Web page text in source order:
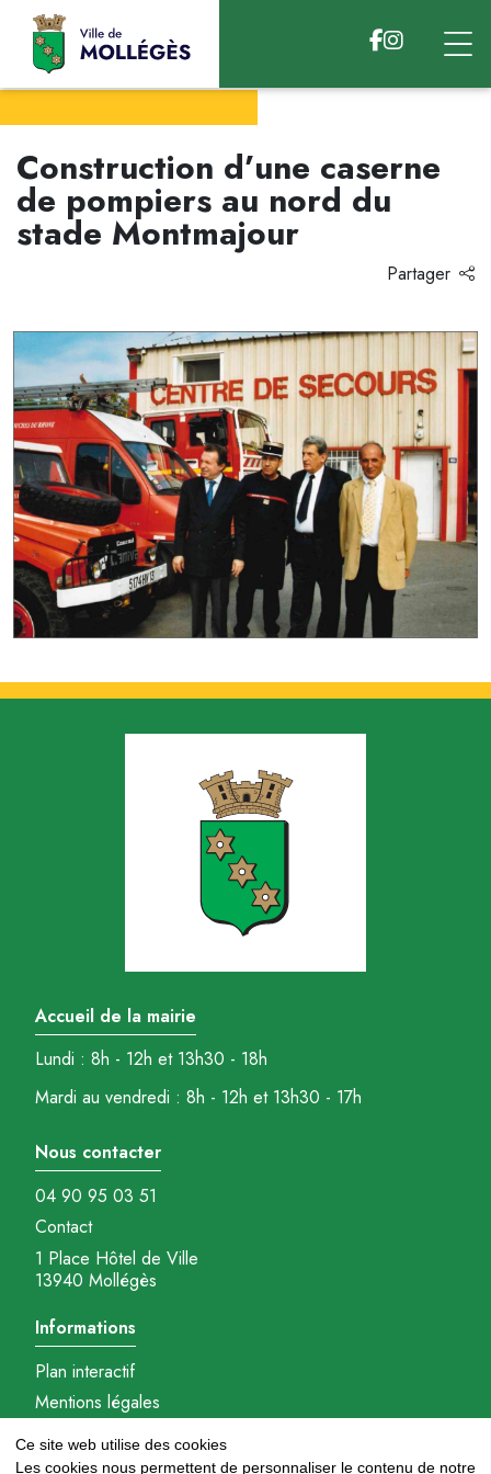
Ce site web utilise des cookies
Les cookies nous permettent de personnaliser le contenu de notre
Accéder au contenu
Construction d’une caserne
de pompiers au nord du
stade Montmajour
Partager
Accueil de la mairie
Lundi : 8h - 12h et 13h30 - 18h
Mardi au vendredi : 8h - 12h et 13h30 - 17h
Nous contacter
04 90 95 03 51
Contact
1 Place Hôtel de Ville
13940 Mollégès
Informations
Plan interactif
Mentions légales
Réalisation : Ambition-com.fr